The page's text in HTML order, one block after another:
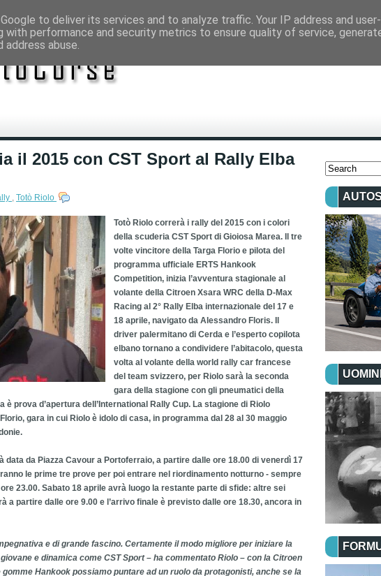
il 2015 con CST Sport al Rally Elba
, Totò Riolo
Totò Riolo correrà i rally del 2015 con i colori
della scuderia CST Sport di Gioiosa Marea. Il tre
volte vincitore della Targa Florio e pilota del
programma ufficiale ERTS Hankook
Competition, inizia l’avventura stagionale al
volante della Citroen Xsara WRC della D-Max
Racing al 2° Rally Elba internazionale del 17 e
18 aprile, navigato da Alessandro Floris. Il
driver palermitano di Cerda e l’esperto copilota
elbano tornano a condividere l’abitacolo, questa
volta al volante della world rally car francese
del team svizzero, per Riolo sarà la seconda
gara della stagione con gli pneumatici della
è prova d’apertura dell’International Rally Cup. La stagione di Riolo
gara in cui Riolo è idolo di casa, in programma dal 28 al 30 maggio
data da Piazza Cavour a Portoferraio, a partire dalle ore 18.00 di venerdì 17
le prime tre prove per poi entrare nel riordinamento notturno - sempre
23.00. Sabato 18 aprile avrà luogo la restante parte di sfide: altre sei
a partire dalle ore 9.00 e l’arrivo finale è previsto dalle ore 18.30, ancora in
e di grande fascino. Certamente il modo migliore per iniziare la
e dinamica come CST Sport – ha commentato Riolo – con la Citroen
Hankook possiamo puntare ad un ruolo da protagonisti, anche se la
to deliver its services and to analyze traffic. Your IP address and
with performance and security metrics to ensure quality of service,
abuse.